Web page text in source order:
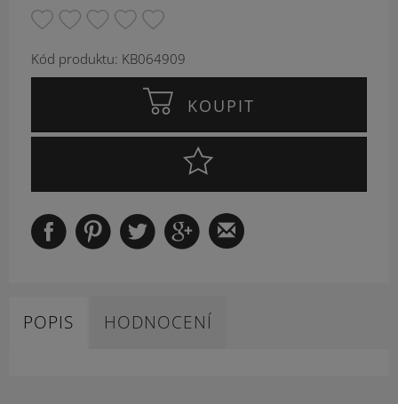
Kód produktu: KB064909
KOUPIT
POPIS HODNOCENÍ